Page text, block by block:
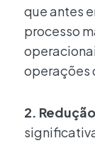
que antes
processo
operações
2.